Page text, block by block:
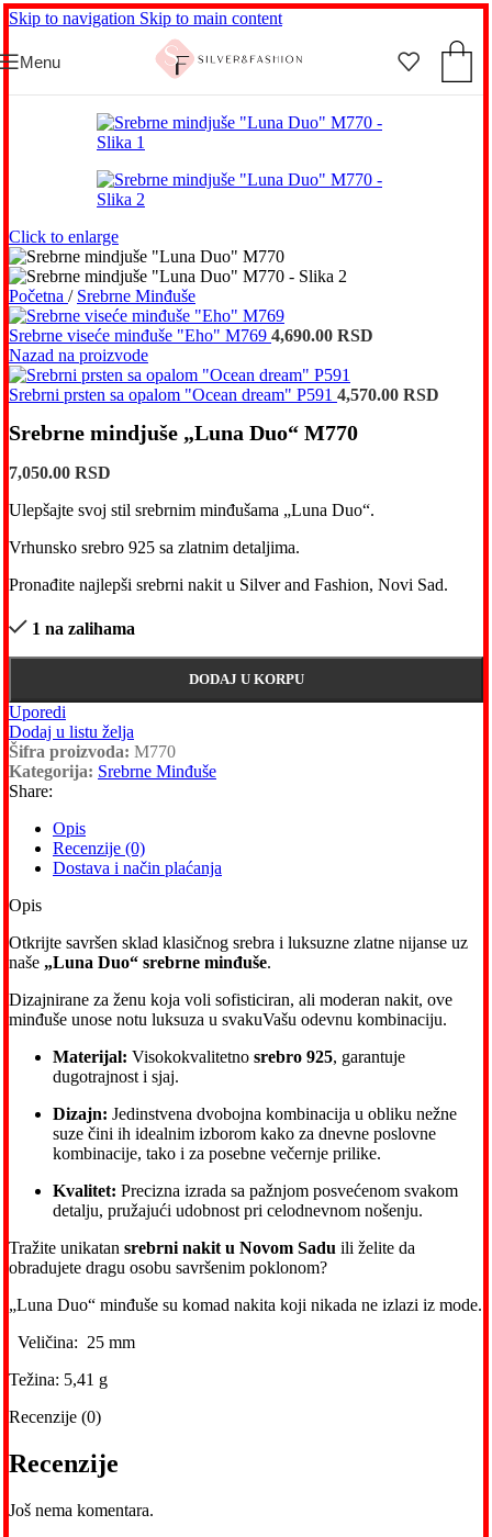
Skip to navigation Skip to main content
Menu
Click to enlarge
Početna / Srebrne Minđuše
Srebrne viseće minđuše "Eho" M769 4,690.00 RSD
Nazad na proizvode
Srebrni prsten sa opalom "Ocean dream" P591 4,570.00 RSD
Srebrne mindjuše „Luna Duo“ M770
7,050.00 RSD
Ulepšajte svoj stil srebrnim minđušama „Luna Duo“.
Vrhunsko srebro 925 sa zlatnim detaljima.
Pronađite najlepši srebrni nakit u Silver and Fashion, Novi Sad.
1 na zalihama
DODAJ U KORPU
Uporedi
Dodaj u listu želja
Šifra proizvoda: M770
Kategorija: Srebrne Minđuše
Share:
Opis
Recenzije (0)
Dostava i način plaćanja
Opis
Otkrijte savršen sklad klasičnog srebra i luksuzne zlatne nijanse uz
naše „Luna Duo“ srebrne minđuše.
Dizajnirane za ženu koja voli sofisticiran, ali moderan nakit, ove
minđuše unose notu luksuza u svakuVašu odevnu kombinaciju.
Materijal: Visokokvalitetno srebro 925, garantuje
dugotrajnost i sjaj.
Dizajn: Jedinstvena dvobojna kombinacija u obliku nežne
suze čini ih idealnim izborom kako za dnevne poslovne
kombinacije, tako i za posebne večernje prilike.
Kvalitet: Precizna izrada sa pažnjom posvećenom svakom
detalju, pružajući udobnost pri celodnevnom nošenju.
Tražite unikatan srebrni nakit u Novom Sadu ili želite da
obradujete dragu osobu savršenim poklonom?
„Luna Duo“ minđuše su komad nakita koji nikada ne izlazi iz mode.
Veličina: 25 mm
Težina: 5,41 g
Recenzije (0)
Recenzije
Još nema komentara.